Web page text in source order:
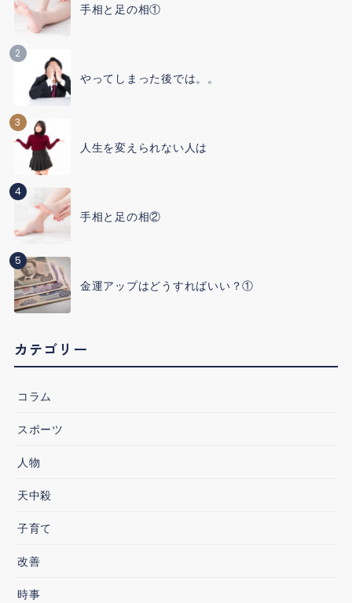
手相と足の相①
2
やってしまった後では。。
3
人生を変えられない人は
4
手相と足の相②
5
金運アップはどうすればいい？①
カテゴリー
コラム
スポーツ
人物
天中殺
子育て
改善
時事